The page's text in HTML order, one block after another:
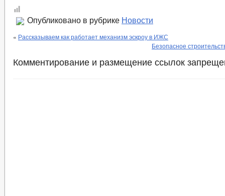
Опубликовано в рубрике Новости
« Рассказываем как работает механизм эскроу в ИЖС
Безопасное
Комментирование и размещение ссылок